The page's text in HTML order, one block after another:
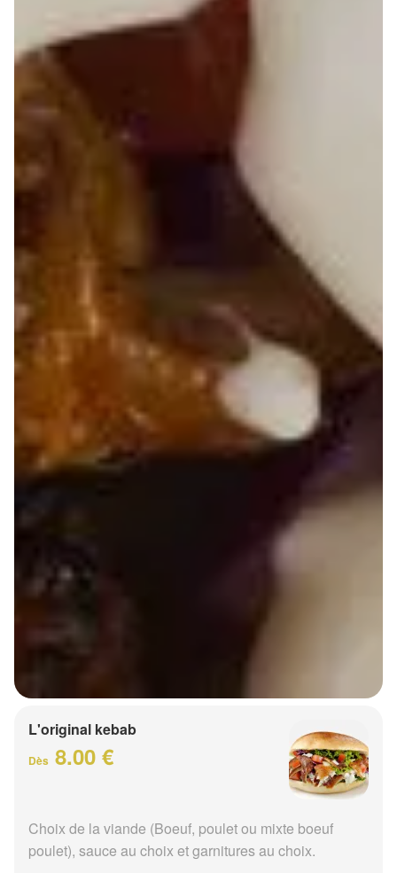
L'original kebab
Dès 8.00 €
Choix de la viande (Boeuf, poulet ou mixte boeuf
poulet), sauce au choix et garnitures au choix.